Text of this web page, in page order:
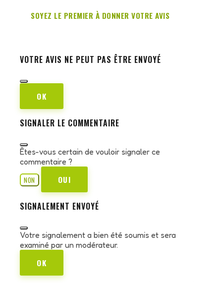
SOYEZ LE PREMIER À DONNER VOTRE AVIS
VOTRE AVIS NE PEUT PAS ÊTRE ENVOYÉ
OK
SIGNALER LE COMMENTAIRE
Êtes-vous certain de vouloir signaler ce
commentaire ?
NON
OUI
SIGNALEMENT ENVOYÉ
Votre signalement a bien été soumis et sera
examiné par un modérateur.
OK